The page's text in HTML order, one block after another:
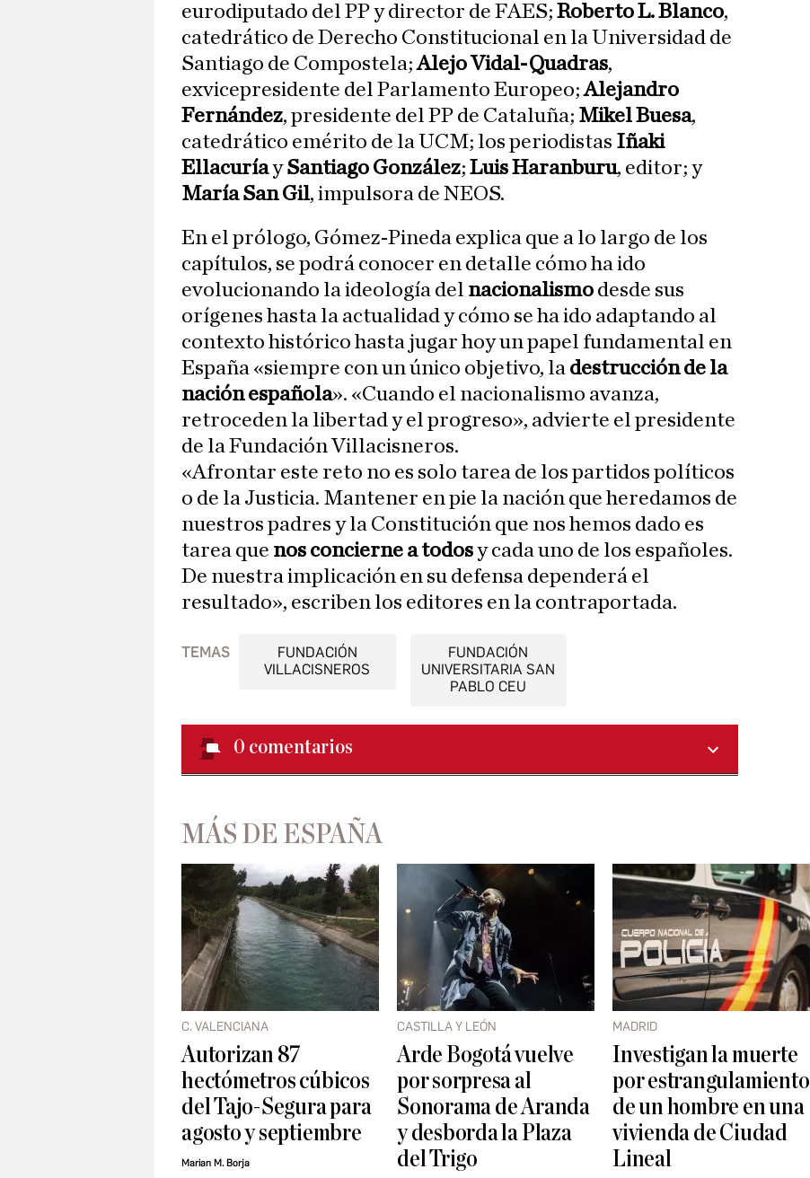
eurodiputado del PP y director de FAES; Roberto L. Blanco,
catedrático de Derecho Constitucional en la Universidad de
Santiago de Compostela;Alejo Vidal-Quadras,
exvicepresidente del Parlamento Europeo;Alejandro
Fernández, presidente del PP de Cataluña; Mikel Buesa,
catedrático emérito de la UCM; los periodistas Iñaki
EllacuríaySantiago González; Luis Haranburu, editor; y
María San Gil, impulsora de NEOS.
En el prólogo, Gómez-Pineda explica que a lo largo de los
capítulos, se podrá conocer en detalle cómo ha ido
evolucionando la ideología del nacionalismo desde sus
orígenes hasta la actualidad y cómo se ha ido adaptando al
contexto histórico hasta jugar hoy un papel fundamental en
España «siempre con un único objetivo, la destrucción de la
nación española». «Cuando el nacionalismo avanza,
retroceden la libertad y el progreso», advierte el presidente
de la Fundación Villacisneros.
«Afrontar este reto no es solo tarea de los partidos políticos
o de la Justicia. Mantener en pie la nación que heredamos de
nuestros padres y la Constitución que nos hemos dado es
tarea que nos concierne a todosy cada uno de los españoles.
De nuestra implicación en su defensa dependerá el
resultado», escriben los editores en la contraportada.
TEMAS
FUNDACIÓN
VILLACISNEROS
FUNDACIÓN
UNIVERSITARIA SAN
PABLO CEU
0 comentarios
MÁS DE ESPAÑA
C. VALENCIANA
Autorizan 87
hectómetros cúbicos
del Tajo-Segura para
agosto y septiembre
Marian M. Borja
CASTILLA Y LEÓN
Arde Bogotá vuelve
por sorpresa al
Sonorama de Aranda
y desborda la Plaza
del Trigo
MADRID
Investigan la muerte
por estrangulamiento
de un hombre en una
vivienda de Ciudad
Lineal